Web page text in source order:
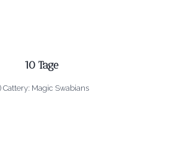
10 Tage
Cattery: Magic Swabians